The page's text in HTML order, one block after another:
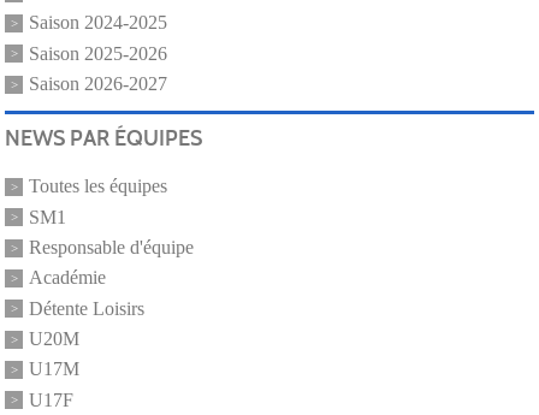
Saison 2024-2025
Saison 2025-2026
Saison 2026-2027
NEWS PAR ÉQUIPES
Toutes les équipes
SM1
Responsable d'équipe
Académie
Détente Loisirs
U20M
U17M
U17F